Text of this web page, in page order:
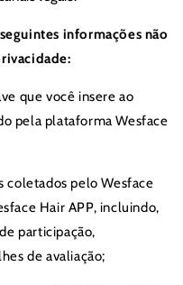
informações não
que você insere ao
pela plataforma Wesface
coletados pelo Wesface
Hair APP, incluindo,
participação,
de avaliação;